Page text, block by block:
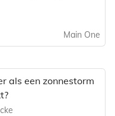
Main One
als een zonnestorm